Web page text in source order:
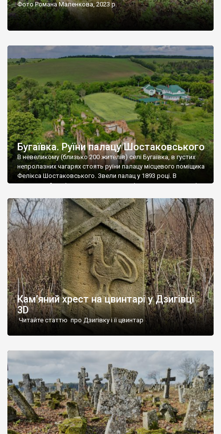
Фото Романа Маленкова, 2023 р.
Бугаївка. Руїни палацу Шостаковського
В невеликому (близько 200 жителів) селі Бугаївка, в густих
непролазних чагарях стоять руїни палацу місцевого поміщика
Фелікса Шостаковського. Звели палац у 1893 році. В
радянський період у ньому спочатку містилася школа, потім
століття тут розмістили туберкульозну лікарню. Коли із
палацу виїхала лікарня – ми точно не […]
Кам’яний хрест на цвинтарі у Дзигівці
3D
Читайте статтю про Дзигівку і її цвинтар